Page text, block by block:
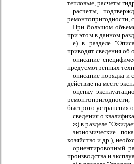
тепловые, расчеты
расчеты,
ремонтопригодности,
При большом
при этом в данном
е) в разделе
приводят сведения об
описание
предусмотренных
описание порядка и
действие на месте
оценку
быстрого устранения
сведения о
ж) в разделе
экономические
хозяйство и др.),
ориентировочный
производства и